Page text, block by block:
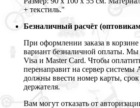
+ текстиль."
Безналичный расчёт
При оформлении заказа в
вариант безналичной оплаты.
Visa и Master Card. Чтобы
перенаправит на сервер системы
должны ввести номер карты,
держателя.
Вам могут отказать от